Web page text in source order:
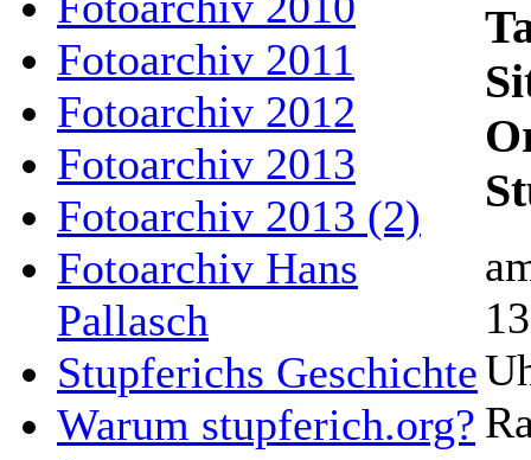
Fotoarchiv 2011
Fotoarchiv 2012
Fotoarchiv 2013
Fotoarchiv 2013 (2)
Fotoarchiv Hans
Pallasch
Stupferichs Geschichte
Warum stupferich.org?